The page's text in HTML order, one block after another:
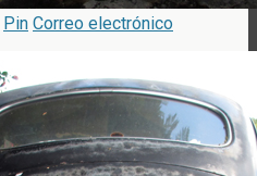
Pin Correo electrónico